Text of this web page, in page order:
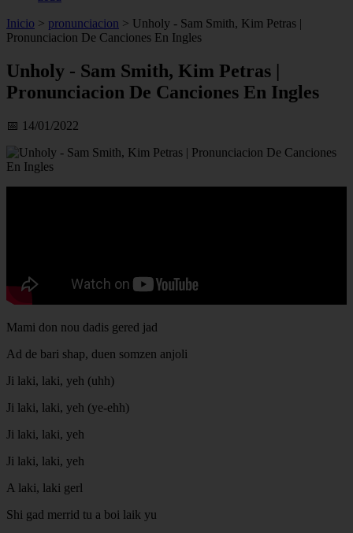
Inicio > pronunciacion > Unholy - Sam Smith, Kim Petras |
Pronunciacion De Canciones En Ingles
Unholy - Sam Smith, Kim Petras |
Pronunciacion De Canciones En Ingles
📅 14/01/2022
Mami don nou dadis gered jad
Ad de bari shap, duen somzen anjoli
Ji laki, laki, yeh (uhh)
Ji laki, laki, yeh (ye-ehh)
Ji laki, laki, yeh
Ji laki, laki, yeh
A laki, laki gerl
Shi gad merrid tu a boi laik yu